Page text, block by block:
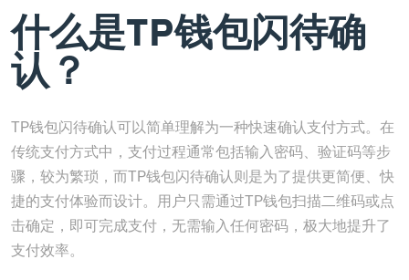
什么是TP钱包闪待确
认？
TP钱包闪待确认可以简单理解为一种快速确认支付方式。在
传统支付方式中，支付过程通常包括输入密码、验证码等步
骤，较为繁琐，而TP钱包闪待确认则是为了提供更简便、快
捷的支付体验而设计。用户只需通过TP钱包扫描二维码或点
击确定，即可完成支付，无需输入任何密码，极大地提升了
支付效率。